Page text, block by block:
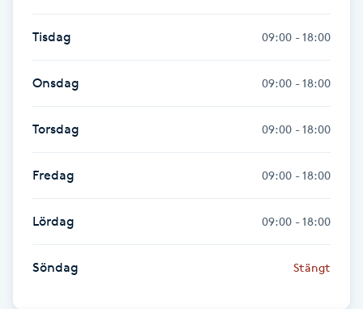
Healing
Tisdag 09:00 - 18:00
Onsdag 09:00 - 18:00
Torsdag 09:00 - 18:00
Fredag 09:00 - 18:00
Lördag 09:00 - 18:00
Söndag Stängt